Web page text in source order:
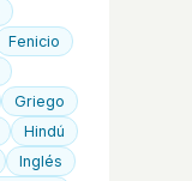
Fenicio
Griego
Hindú
Inglés